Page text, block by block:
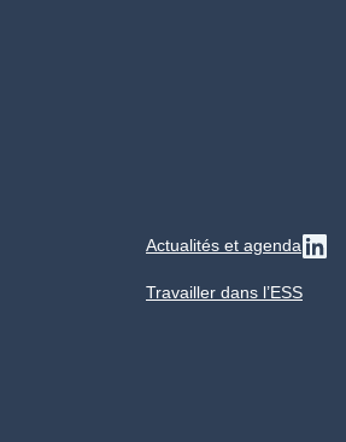
Actualités et agenda
Travailler dans l’ESS